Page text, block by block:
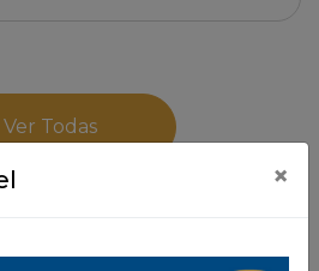
Ver Todas
×